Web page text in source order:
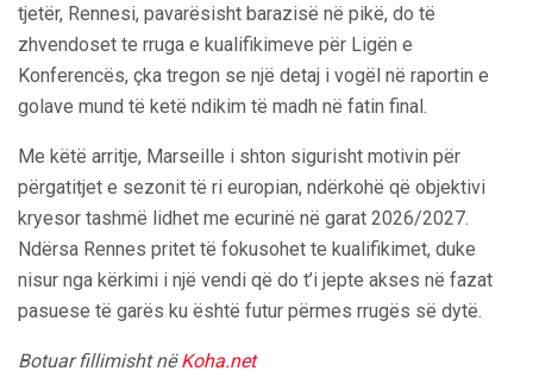
tjetër, Rennesi, pavarësisht barazisë në pikë, do të
zhvendoset te rruga e kualifikimeve për Ligën e
Konferencës, çka tregon se një detaj i vogël në raportin e
golave mund të ketë ndikim të madh në fatin final.
Me këtë arritje, Marseille i shton sigurisht motivin për
përgatitjet e sezonit të ri europian, ndërkohë që objektivi
kryesor tashmë lidhet me ecurinë në garat 2026/2027.
Ndërsa Rennes pritet të fokusohet te kualifikimet, duke
nisur nga kërkimi i një vendi që do t’i jepte akses në fazat
pasuese të garës ku është futur përmes rrugës së dytë.
Botuar fillimisht nëKoha.net